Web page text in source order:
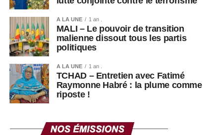
A LA UNE 1 an .
MALI – Le pouvoir de transition
malienne dissout tous les partis
politiques
A LA UNE 1 an .
TCHAD – Entretien avec Fatimé
Raymonne Habré : la plume comme
riposte !